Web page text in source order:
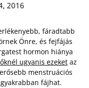
2016
fáradtabb
Önre, és fejfájás
hormon hiánya
ugyanis ezeket az
menstruációs
fájhat.